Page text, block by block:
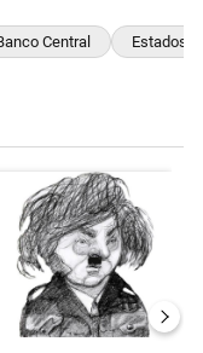
Central Estados
FBI desembarcó en
de tendencia